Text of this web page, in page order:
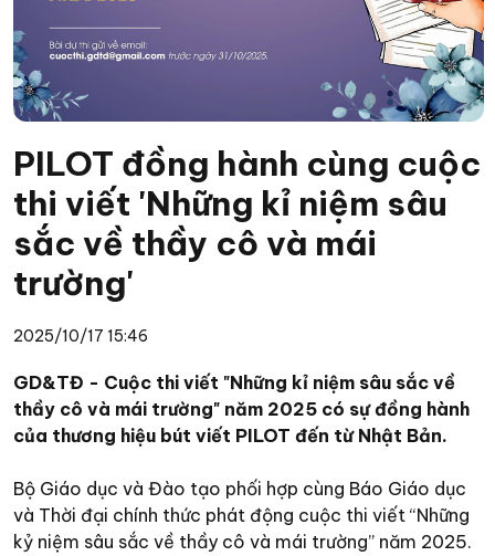
PILOT đồng hành cùng cuộc
thi viết 'Những kỉ niệm sâu
sắc về thầy cô và mái
trường'
2025/10/17 15:46
GD&TĐ - Cuộc thi viết "Những kỉ niệm sâu sắc về
thầy cô và mái trường" năm 2025 có sự đồng hành
của thương hiệu bút viết PILOT đến từ Nhật Bản.
Bộ Giáo dục và Đào tạo phối hợp cùng Báo Giáo dục
và Thời đại chính thức phát động cuộc thi viết “Những
kỷ niệm sâu sắc về thầy cô và mái trường” năm 2025.